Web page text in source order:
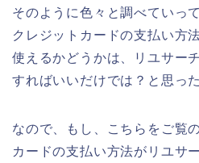
そのように色々と調べていっ
クレジットカードの支払い方
使えるかどうかは、リユサー
すればいいだけでは？と思っ
なので、もし、こちらをご覧
カードの支払い方法がリユサ